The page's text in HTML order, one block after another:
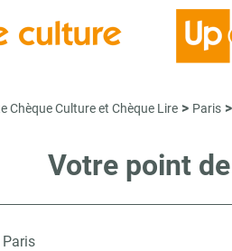
Chèque Culture et Chèque Lire > Paris >
Votre point
Paris